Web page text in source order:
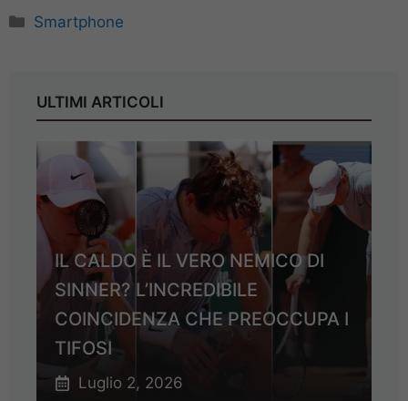
Categorie
Smartphone
ULTIMI ARTICOLI
IL CALDO È IL VERO NEMICO DI
SINNER? L’INCREDIBILE
COINCIDENZA CHE PREOCCUPA I
TIFOSI
Luglio 2, 2026